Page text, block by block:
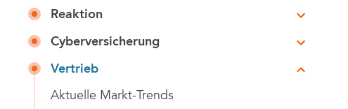
Reaktion
Cyberversicherung
Vertrieb
Aktuelle Markt-Trends